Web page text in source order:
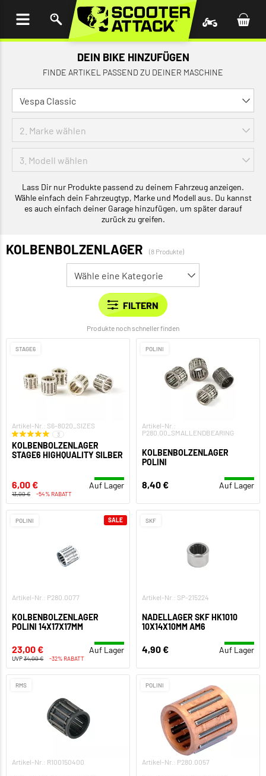
DEIN BIKE HINZUFÜGEN
FINDE ARTIKEL PASSEND ZU DEINER MASCHINE
Lass Dir nur Produkte passend zu deinem Fahrzeug anzeigen.
Wähle einfach dein Fahrzeugtyp, Marke und Modell aus. Du kannst
es auch einfach deiner Garage hinzufügen, um später darauf
zurück zu greifen.
KOLBENBOLZENLAGER (8 Produkte)
Produkte noch schneller finden
STAGE6
Artikel-Nr.: S6-8020_SIZES
3
KOLBENBOLZENLAGER
STAGE6 HIGHQUALITY SILBER
6,00 € Auf Lager
13,00 € -54% RABATT
POLINI
Artikel-Nr.:
P280.00_SMALLENDBEARING
KOLBENBOLZENLAGER
POLINI
8,40 € Auf Lager
POLINI
Artikel-Nr.: P280.0077
KOLBENBOLZENLAGER
POLINI 14X17X17MM
23,00 € Auf Lager
UVP34,00 € -32% RABATT
SALE SKF
Artikel-Nr.: SP-215224
NADELLAGER SKF HK1010
10X14X10MM AM6
4,90 € Auf Lager
RMS
Artikel-Nr.: R100150400
POLINI
Artikel-Nr.: P280.0057